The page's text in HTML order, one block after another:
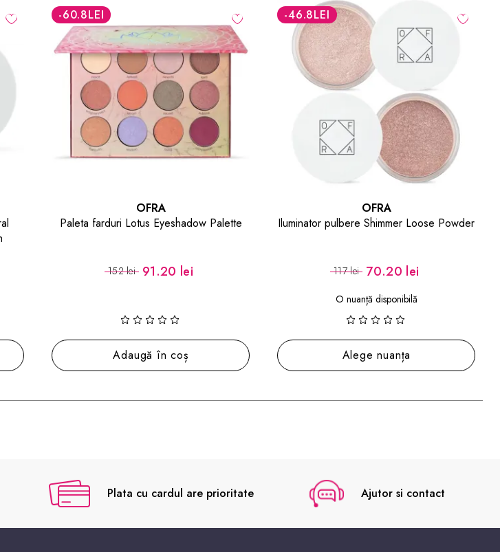
-46.8LEI
OFRA
Iluminator pulbere Shimmer Loose Powder
117 lei 70.20 lei
Alege nuanța
-60.8LEI
OFRA
Iluminator pudrat Glow Didn`t Exist Before
152 lei 91.20 lei
(1)
Adaugă în coș
Plata cu cardul are prioritate Ajutor si contact